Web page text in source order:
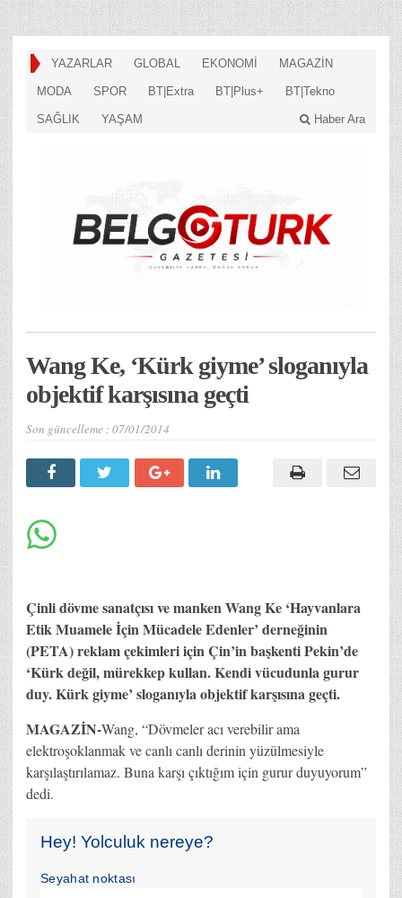
YAZARLAR GLOBAL EKONOMİ MAGAZİN
MODA SPOR BT|Extra BT|Plus+ BT|Tekno
SAĞLIK YAŞAM Haber Ara
Wang Ke, ‘Kürk giyme’ sloganıyla
objektif karşısına geçti
Son güncelleme :07/01/2014
Çinli dövme sanatçısı ve manken Wang Ke ‘Hayvanlara
Etik Muamele İçin Mücadele Edenler’ derneğinin
(PETA) reklam çekimleri için Çin’in başkenti Pekin’de
‘Kürk değil, mürekkep kullan. Kendi vücudunla gurur
duy. Kürk giyme’ sloganıyla objektif karşısına geçti.
MAGAZİN-Wang, “Dövmeler acı verebilir ama
elektroşoklanmak ve canlı canlı derinin yüzülmesiyle
karşılaştırılamaz. Buna karşı çıktığım için gurur duyuyorum”
dedi.
Hey! Yolculuk nereye?
Seyahat noktası